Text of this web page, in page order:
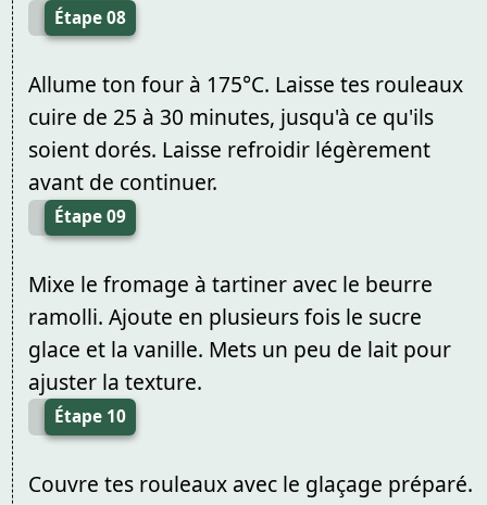
Étape 08
Allume ton four à 175°C. Laisse tes rouleaux
cuire de 25 à 30 minutes, jusqu'à ce qu'ils
soient dorés. Laisse refroidir légèrement
avant de continuer.
Étape 09
Mixe le fromage à tartiner avec le beurre
ramolli. Ajoute en plusieurs fois le sucre
glace et la vanille. Mets un peu de lait pour
ajuster la texture.
Étape 10
Couvre tes rouleaux avec le glaçage préparé.